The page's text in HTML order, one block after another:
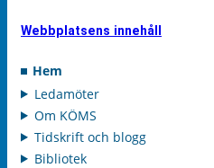
Webbplatsens innehåll
Hem
Ledamöter
Om KÖMS
Tidskrift och blogg
Bibliotek